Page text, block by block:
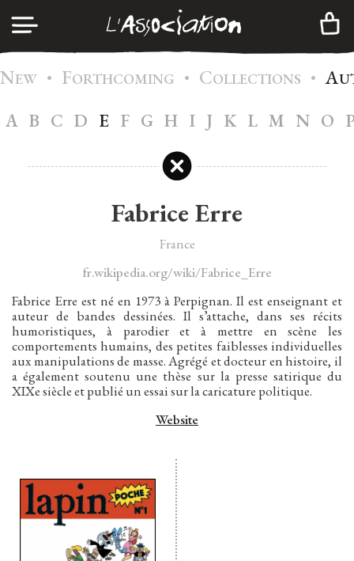
A GENDA
CATALOG
I
ONTACTS
NEWSLETTER
FR
| EN
Instagram Twitter
LOG IN
CREATE AN ACCOUNT
NEW • FORTHCOMING • COLLECTIONS • A
A B C D E F G H I J K L M N O
Fabrice Erre
France
fr.wikipedia.org/wiki/Fabrice_Erre
Fabrice Erre est né en 1973 à Perpignan. Il est enseignant et
auteur de bandes dessinées. Il s’attache, dans ses récits
humoristiques, à parodier et à mettre en scène les
comportements humains, des petites faiblesses individuelles
aux manipulations de masse. Agrégé et docteur en histoire, il
a également soutenu une thèse sur la presse satirique du
XIXe siècle et publié un essai sur la caricature politique.
Website